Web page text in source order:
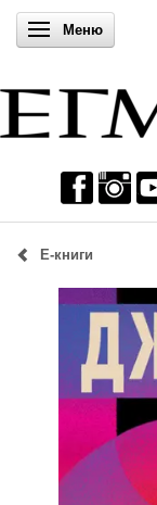
Включи
Меню
Е-книги